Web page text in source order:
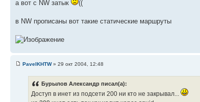
а вот с NW затык ((
в NW прописаны вот такие статические маршруты
PavelKHTW» 29 окт 2004, 12:48
Бурылов Александр писал(а):
Доступ в инет из подсети 200 ни кто не закрывал...